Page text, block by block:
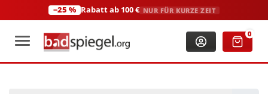
−25 % Rabatt ab 100 € NUR FÜR KURZE ZEIT
+49 (0)2306 3744580 0